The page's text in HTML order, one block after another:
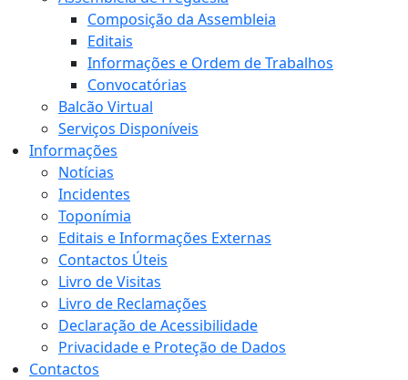
Composição da Assembleia
Editais
Informações e Ordem de Trabalhos
Convocatórias
Balcão Virtual
Serviços Disponíveis
Informações
Notícias
Incidentes
Toponímia
Editais e Informações Externas
Contactos Úteis
Livro de Visitas
Livro de Reclamações
Declaração de Acessibilidade
Privacidade e Proteção de Dados
Contactos